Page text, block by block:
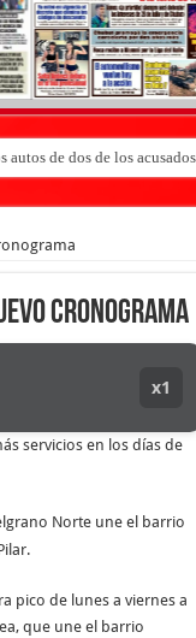
de dos de los acusados
cronograma
x1
servicios en los días de
Norte une el barrio
pico de lunes a viernes a
que une el barrio